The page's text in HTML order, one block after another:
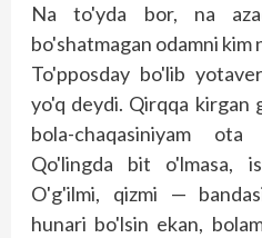
Na to'yda bor, na
bo'shatmagan odamni kim
To'pposday bo'lib
yo'q deydi. Qirqqa kirgan
bola-chaqasiniyam
Qo'lingda bit o'lmasa,
O'g'ilmi, qizmi —
hunari bo'lsin ekan,